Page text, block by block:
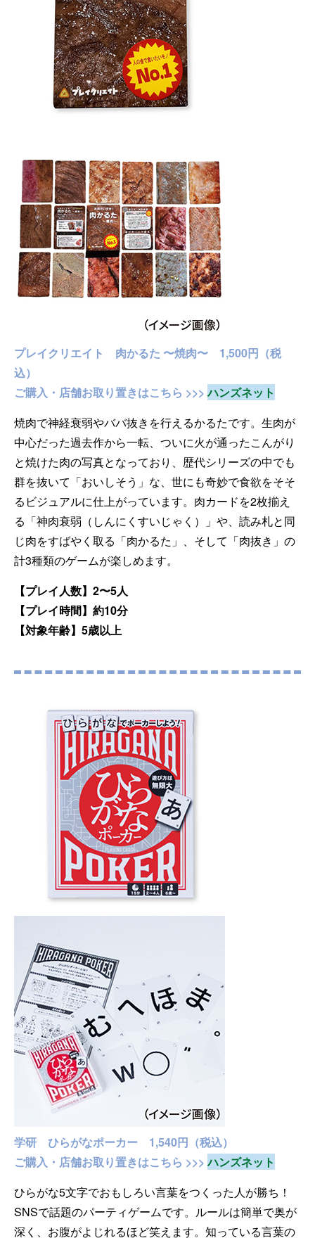
プレイクリエイト 肉かるた 〜焼肉〜 1,500円（税
込）
ご購入・店舗お取り置きはこちら >>>ハンズネット
焼肉で神経衰弱やババ抜きを行えるかるたです。生肉が
中心だった過去作から一転、ついに火が通ったこんがり
と焼けた肉の写真となっており、歴代シリーズの中でも
群を抜いて「おいしそう」な、世にも奇妙で食欲をそそ
るビジュアルに仕上がっています。肉カードを2枚揃え
る「神肉衰弱（しんにくすいじゃく）」や、読み札と同
じ肉をすばやく取る「肉かるた」、そして「肉抜き」の
計3種類のゲームが楽しめます。
【プレイ人数】2〜5人
【プレイ時間】約10分
【対象年齢】5歳以上
学研 ひらがなポーカー 1,540円（税込）
ご購入・店舗お取り置きはこちら >>>ハンズネット
ひらがな5文字でおもしろい言葉をつくった人が勝ち！
SNSで話題のパーティゲームです。ルールは簡単で奥が
深く、お腹がよじれるほど笑えます。知っている言葉の